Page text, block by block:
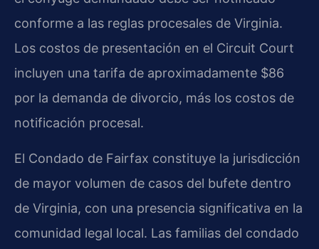
conforme a las reglas procesales de Virginia.
Los costos de presentación en el Circuit Court
incluyen una tarifa de aproximadamente $86
por la demanda de divorcio, más los costos de
notificación procesal.
El Condado de Fairfax constituye la jurisdicción
de mayor volumen de casos del bufete dentro
de Virginia, con una presencia significativa en la
comunidad legal local. Las familias del condado